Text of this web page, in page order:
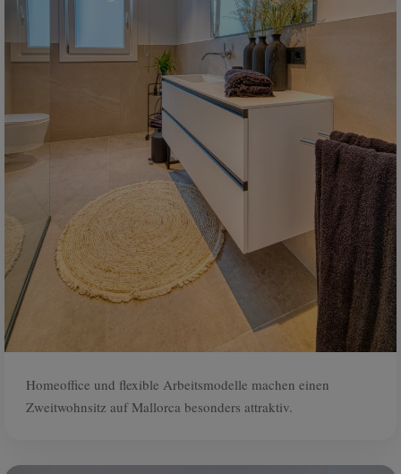
Homeoffice und flexible Arbeitsmodelle machen einen
Zweitwohnsitz auf Mallorca besonders attraktiv.